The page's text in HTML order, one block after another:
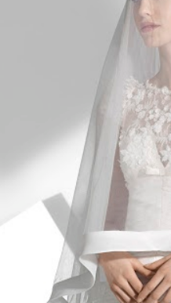
Свадебные
Свадебные платья
По